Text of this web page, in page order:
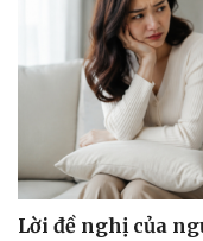
Lời đề nghị của